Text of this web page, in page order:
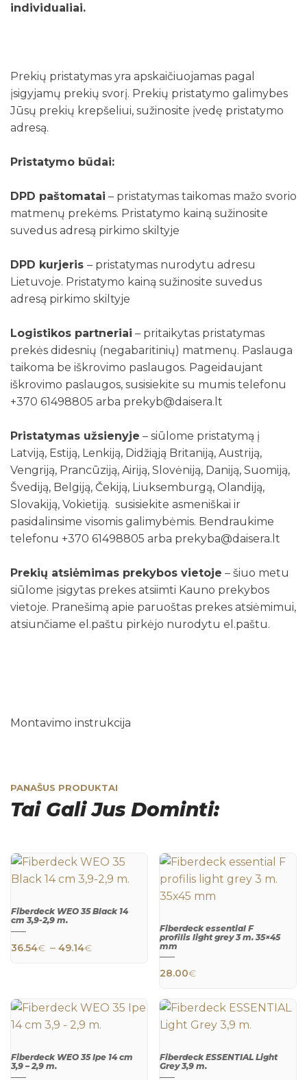
individualiai.
Prekių pristatymas yra apskaičiuojamas pagal
įsigyjamų prekių svorį. Prekių pristatymo galimybes
Jūsų prekių krepšeliui, sužinosite įvedę pristatymo
adresą.
Pristatymo būdai:
DPD paštomatai – pristatymas taikomas mažo svorio
matmenų prekėms. Pristatymo kainą sužinosite
suvedus adresą pirkimo skiltyje
DPD kurjeris – pristatymas nurodytu adresu
Lietuvoje. Pristatymo kainą sužinosite suvedus
adresą pirkimo skiltyje
Logistikos partneriai – pritaikytas pristatymas
prekės didesnių (negabaritinių) matmenų. Paslauga
taikoma be iškrovimo paslaugos. Pageidaujant
iškrovimo paslaugos, susisiekite su mumis telefonu
+370 61498805 arba prekyb@daisera.lt
Pristatymas užsienyje – siūlome pristatymą į
Latviją, Estiją, Lenkiją, Didžiąją Britaniją, Austriją,
Vengriją, Prancūziją, Airiją, Slovėniją, Daniją, Suomiją,
Švediją, Belgiją, Čekiją, Liuksemburgą, Olandiją,
Slovakiją, Vokietiją. susisiekite asmeniškai ir
pasidalinsime visomis galimybėmis. Bendraukime
telefonu +370 61498805 arba prekyba@daisera.lt
Prekių atsiėmimas prekybos vietoje – šiuo metu
siūlome įsigytas prekes atsiimti Kauno prekybos
vietoje. Pranešimą apie paruoštas prekes atsiėmimui,
atsiunčiame el.paštu pirkėjo nurodytu el.paštu.
Montavimo instrukcija
PANAŠUS PRODUKTAI
Tai Gali Jus Dominti:
This product has multiple variants. The
Fiberdeck WEO 35 Black 14
cm 3,9-2,9 m.
36.54€ – 49.14€ Price range: 36.54€ through 49.14€
Fiberdeck essential F
profilis light grey 3 m. 35×45
mm
28.00€
This product has multiple variants. The
Fiberdeck WEO 35 Ipe 14 cm
3,9 – 2,9 m.
Fiberdeck ESSENTIAL Light
Grey 3,9 m.